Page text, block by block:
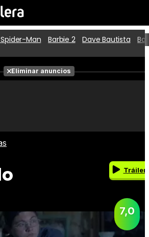
Cartelera
Spider-Man Barbie 2 Dave Bautista
Eliminar anuncios
Tráiler
7,0